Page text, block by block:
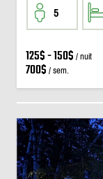
5
125$ - 150$ / nuit
700$ / sem.